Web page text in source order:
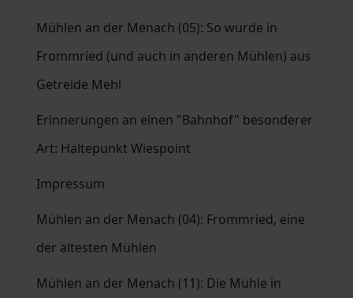
Mühlen an der Menach (05): So wurde in
Frommried (und auch in anderen Mühlen) aus
Getreide Mehl
Erinnerungen an einen "Bahnhof" besonderer
Art: Haltepunkt Wiespoint
Impressum
Mühlen an der Menach (04): Frommried, eine
der ältesten Mühlen
Mühlen an der Menach (11): Die Mühle in